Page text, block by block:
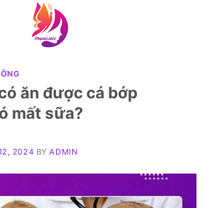
ăn được cá bớp
mất sữa?
2024 BYADMIN